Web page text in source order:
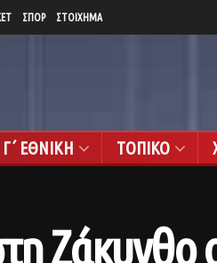
ΣΠΟΡ ΣΤΟΙΧΗΜΑ
Γ΄ ΕΘΝΙΚΗ ΤΟΠΙΚΟ